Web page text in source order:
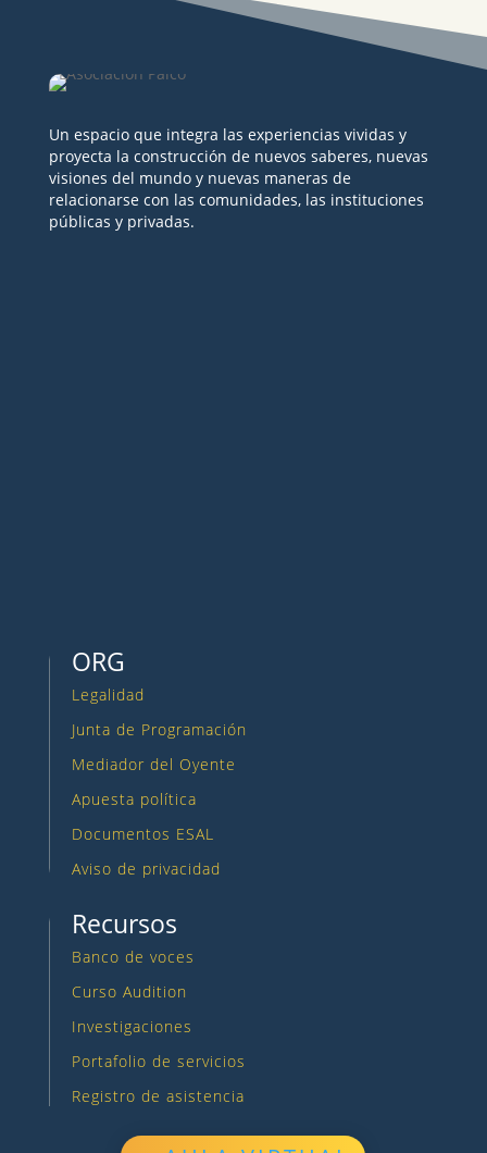
Un espacio que integra las experiencias vividas y
proyecta la construcción de nuevos saberes, nuevas
visiones del mundo y nuevas maneras de
relacionarse con las comunidades, las instituciones
públicas y privadas.
ORG
Legalidad
Junta de Programación
Mediador del Oyente
Apuesta política
Documentos ESAL
Aviso de privacidad
Recursos
Banco de voces
Curso Audition
Investigaciones
Portafolio de servicios
Registro de asistencia